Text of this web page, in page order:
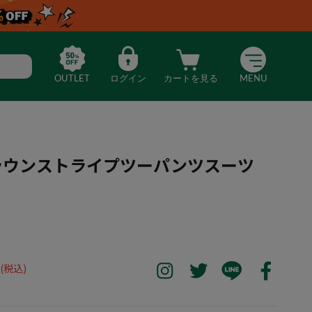
OUTLET ログイン カートを見る MENU
ンストライプツーパンツスーツ
込)